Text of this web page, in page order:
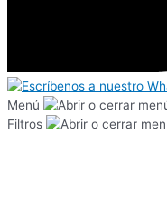
Menú
Filtros